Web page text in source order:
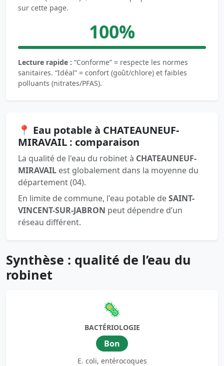
sur cette page.
100%
Lecture rapide : “Conforme” = respecte les normes
sanitaires. “Idéal” = confort (goût/chlore) et faibles
polluants (nitrates/PFAS).
📍 Eau potable à CHATEAUNEUF-
MIRAVAIL : comparaison
La qualité de l'eau du robinet à CHATEAUNEUF-
MIRAVAIL est globalement dans la moyenne du
département (04).
En limite de commune, l'eau potable deSAINT-
VINCENT-SUR-JABRON peut dépendre d’un
réseau différent.
Synthèse : qualité de l’eau du
robinet
🦠
BACTÉRIOLOGIE
Bon
E. coli, entérocoques